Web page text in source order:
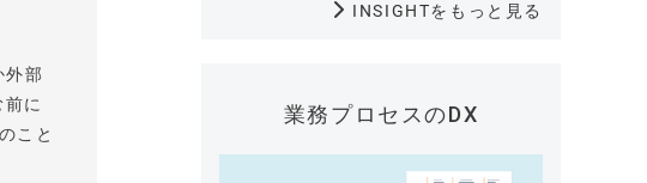
部
に
こと
INSIGHTをもっと見る
業務プロセスのDX